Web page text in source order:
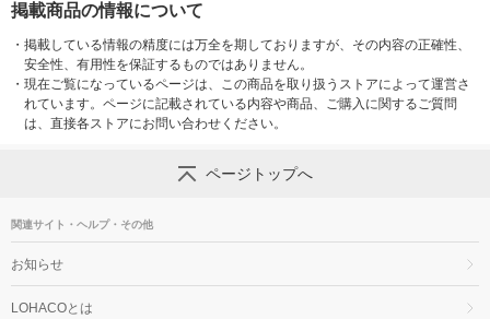
掲載商品の情報について
・ 掲載している情報の精度には万全を期しておりますが、その内容の正確性、
安全性、有用性を保証するものではありません。
・ 現在ご覧になっているページは、この商品を取り扱うストアによって運営さ
れています。ページに記載されている内容や商品、ご購入に関するご質問
は、直接各ストアにお問い合わせください。
ページトップへ
関連サイト・ヘルプ・その他
お知らせ
LOHACOとは